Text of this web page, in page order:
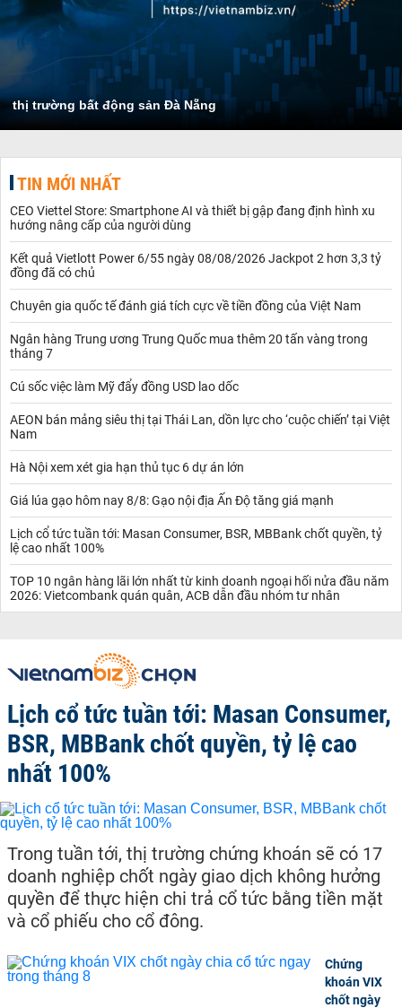
thị trường bất động sản Đà Nẵng
TIN MỚI NHẤT
CEO Viettel Store: Smartphone AI và thiết bị gập đang định hình xu
hướng nâng cấp của người dùng
Kết quả Vietlott Power 6/55 ngày 08/08/2026 Jackpot 2 hơn 3,3 tỷ
đồng đã có chủ
Chuyên gia quốc tế đánh giá tích cực về tiền đồng của Việt Nam
Ngân hàng Trung ương Trung Quốc mua thêm 20 tấn vàng trong
tháng 7
Cú sốc việc làm Mỹ đẩy đồng USD lao dốc
AEON bán mảng siêu thị tại Thái Lan, dồn lực cho ‘cuộc chiến’ tại Việt
Nam
Hà Nội xem xét gia hạn thủ tục 6 dự án lớn
Giá lúa gạo hôm nay 8/8: Gạo nội địa Ấn Độ tăng giá mạnh
Lịch cổ tức tuần tới: Masan Consumer, BSR, MBBank chốt quyền, tỷ
lệ cao nhất 100%
TOP 10 ngân hàng lãi lớn nhất từ kinh doanh ngoại hối nửa đầu năm
2026: Vietcombank quán quân, ACB dẫn đầu nhóm tư nhân
Lịch cổ tức tuần tới: Masan Consumer,
BSR, MBBank chốt quyền, tỷ lệ cao
nhất 100%
Trong tuần tới, thị trường chứng khoán sẽ có 17
doanh nghiệp chốt ngày giao dịch không hưởng
quyền để thực hiện chi trả cổ tức bằng tiền mặt
và cổ phiếu cho cổ đông.
Chứng
khoán VIX
chốt ngày